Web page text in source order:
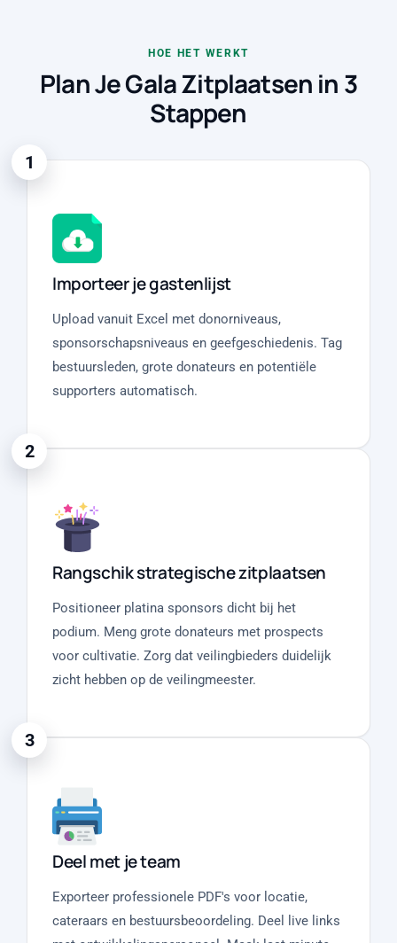
HOE HET WERKT
Plan Je Gala Zitplaatsen in 3
Stappen
1
Importeer je gastenlijst
Upload vanuit Excel met donorniveaus,
sponsorschapsniveaus en geefgeschiedenis. Tag
bestuursleden, grote donateurs en potentiële
supporters automatisch.
2
Rangschik strategische zitplaatsen
Positioneer platina sponsors dicht bij het
podium. Meng grote donateurs met prospects
voor cultivatie. Zorg dat veilingbieders duidelijk
zicht hebben op de veilingmeester.
3
Deel met je team
Exporteer professionele PDF's voor locatie,
cateraars en bestuursbeoordeling. Deel live links